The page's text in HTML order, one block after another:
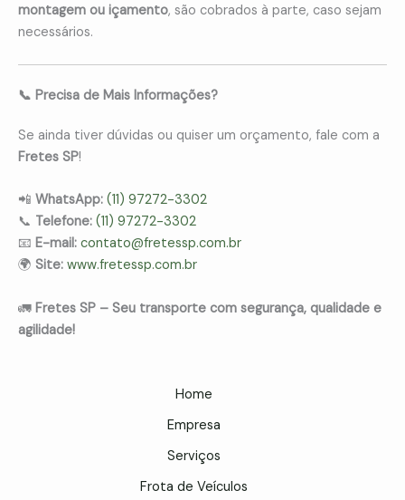
montagem ou içamento, são cobrados à parte, caso sejam
necessários.
📞 Precisa de Mais Informações?
Se ainda tiver dúvidas ou quiser um orçamento, fale com a
Fretes SP!
📲 WhatsApp: (11) 97272-3302
📞 Telefone: (11) 97272-3302
📧 E-mail: contato@fretessp.com.br
🌍 Site: www.fretessp.com.br
🚛 Fretes SP – Seu transporte com segurança, qualidade e
agilidade!
Home
Empresa
Serviços
Frota de Veículos